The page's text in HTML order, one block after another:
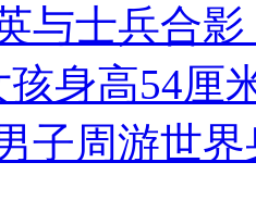
下狠手拳打脚踢
应
与士兵合影
身高54厘
子周游世